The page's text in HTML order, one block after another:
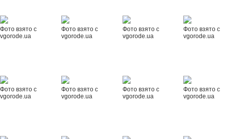
Фото взято с
vgorode.ua
Фото взято с
vgorode.ua
Фото взято с
vgorode.ua
Фото взято с
vgorode.ua
Фото взято с
vgorode.ua
Фото взято с
vgorode.ua
Фото взято с
vgorode.ua
Фото взято с
vgorode.ua